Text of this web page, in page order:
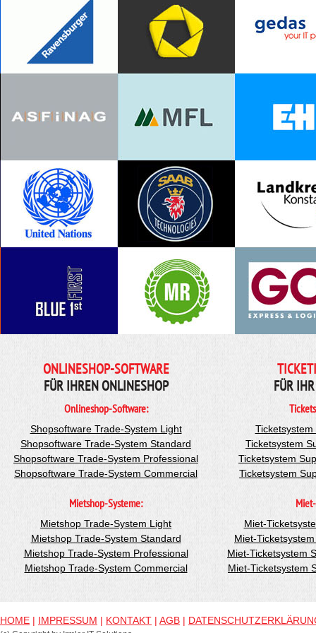
ONLINESHOP-SOFTWARE
FÜR IHREN ONLINESHOP
Onlineshop-Software:
Shopsoftware Trade-System Light
Shopsoftware Trade-System Standard
Shopsoftware Trade-System Professional
Shopsoftware Trade-System Commercial
Mietshop-Systeme:
Mietshop Trade-System Light
Mietshop Trade-System Standard
Mietshop Trade-System Professional
Mietshop Trade-System Commercial
FÜR
Ticketsystem
Ticketsystem
Ticketsystem
Miet-
Miet-
Miet-Ticketsystem
Miet-Ticketsystem
HOME | IMPRESSUM | KONTAKT | AGB |